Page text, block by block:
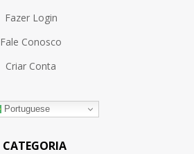
Fazer Login
Fale Conosco
Criar Conta
Portuguese
CATEGORIA